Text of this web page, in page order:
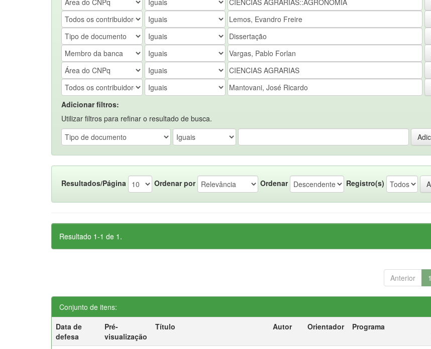
Adicionar filtros:
Utilizar filtros para refinar o resultado de busca.
Resultados/Página Ordenar por Ordenar Registro(s)
Resultado 1-1 de 1.
Anterior 1
Conjunto de itens:
Data de
defesa
Pré-
visualização
Título Autor Orientador Programa